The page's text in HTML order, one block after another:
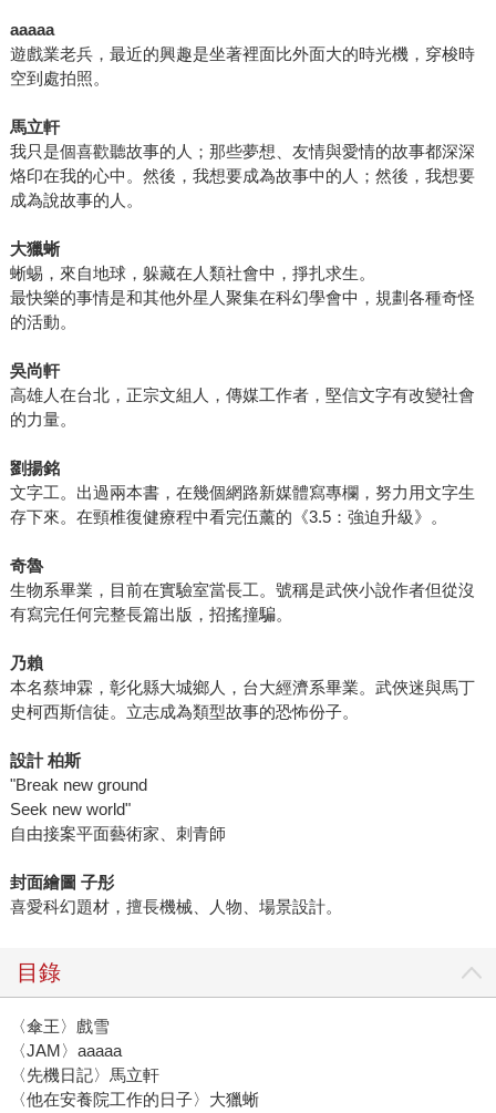
aaaaa
遊戲業老兵，最近的興趣是坐著裡面比外面大的時光機，穿梭時
空到處拍照。
馬立軒
我只是個喜歡聽故事的人；那些夢想、友情與愛情的故事都深深
烙印在我的心中。然後，我想要成為故事中的人；然後，我想要
成為說故事的人。
大獵蜥
蜥蜴，來自地球，躲藏在人類社會中，掙扎求生。
最快樂的事情是和其他外星人聚集在科幻學會中，規劃各種奇怪
的活動。
吳尚軒
高雄人在台北，正宗文組人，傳媒工作者，堅信文字有改變社會
的力量。
劉揚銘
文字工。出過兩本書，在幾個網路新媒體寫專欄，努力用文字生
存下來。在頸椎復健療程中看完伍薰的《3.5：強迫升級》。
奇魯
生物系畢業，目前在實驗室當長工。號稱是武俠小說作者但從沒
有寫完任何完整長篇出版，招搖撞騙。
乃賴
本名蔡坤霖，彰化縣大城鄉人，台大經濟系畢業。武俠迷與馬丁
史柯西斯信徒。立志成為類型故事的恐怖份子。
設計柏斯
"Break new ground
Seek new world"
自由接案平面藝術家、刺青師
封面繪圖 子彤
喜愛科幻題材，擅長機械、人物、場景設計。
目錄
〈傘王〉戲雪
〈JAM〉aaaaa
〈先機日記〉馬立軒
〈他在安養院工作的日子〉大獵蜥